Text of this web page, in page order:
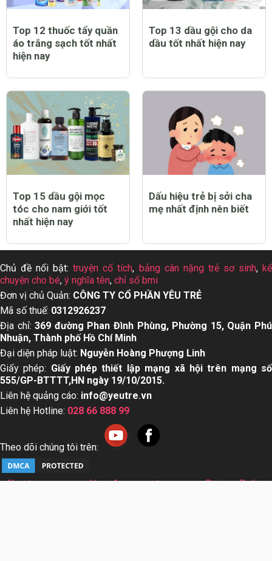
Top 12 thuốc tẩy quần
áo trắng sạch tốt nhất
hiện nay
Top 13 dầu gội cho da
dầu tốt nhất hiện nay
Top 15 dầu gội mọc
tóc cho nam giới tốt
nhất hiện nay
Dấu hiệu trẻ bị sởi cha
mẹ nhất định nên biết
Chủ đề nổi bật:truyện cổ tích, bảng cân nặng trẻ sơ sinh,kể
chuyện cho bé, ý nghĩa tên, chỉ số bmi
Đơn vị chủ Quản: CÔNG TY CỔ PHẦN YÊU TRẺ
Mã số thuế: 0312926237
Địa chỉ:369 đường Phan Đình Phùng, Phường 15, Quận Phú
Nhuận, Thành phố Hồ Chí Minh
Đại diện pháp luật: Nguyễn Hoàng Phượng Linh
Giấy phép: Giấy phép thiết lập mạng xã hội trên mạng số
555/GP-BTTTT,HN ngày 19/10/2015.
Liên hệ quảng cáo: info@yeutre.vn
Liên hệ Hotline: 028 66 888 99
Theo dõi chúng tôi trên:
About us User Agreement
Privacy Policy